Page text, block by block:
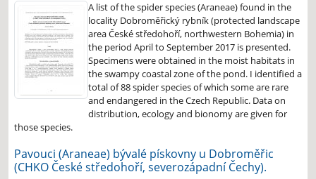
A list of the spider species (Araneae) found in the
locality Dobroměřický rybník (protected landscape
area České středohoří, northwestern Bohemia) in
the period April to September 2017 is presented.
Specimens were obtained in the moist habitats in
the swampy coastal zone of the pond. I identified a
total of 88 spider species of which some are rare
and endangered in the Czech Republic. Data on
distribution, ecology and bionomy are given for
those species.
Pavouci (Araneae) bývalé pískovny u Dobroměřic
(CHKO České středohoří, severozápadní Čechy).